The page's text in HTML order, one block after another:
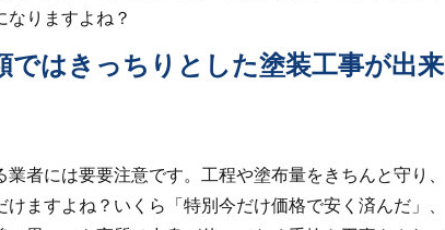
りますよね？
ではきっちりとした塗装工事が出来
者には要要注意です。工程や塗布量をきちんと守り、
ますよね？いくら「特別今だけ価格で安く済んだ」、